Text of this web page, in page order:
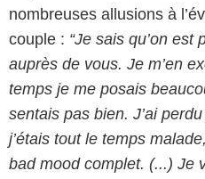
nombreuses allusions à
couple : “Je sais qu’on est
auprès de vous. Je m’en
temps je me posais
sentais pas bien. J’ai
j’étais tout le temps
bad mood complet. (...) Je